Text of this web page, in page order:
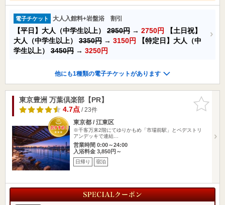
電子チケット 大人入館料+岩盤浴 割引
【平日】大人（中学生以上） 2950円 → 2750円
【土日祝】
大人（中学生以上） 3350円 → 3150円
【特定日】大人（中
学生以上） 3450円 → 3250円
他にも1種類の電子チケットがあります
お気に入
りに追加
東京豊洲 万葉倶楽部【PR】
4.7点/ 23件
東京都 / 江東区
※千客万来2階にてゆりかもめ「市場前駅」とペデストリ
アンデッキで連結…
営業時間 0:00～24:00
入浴料金 3,850円～
日帰り 宿泊